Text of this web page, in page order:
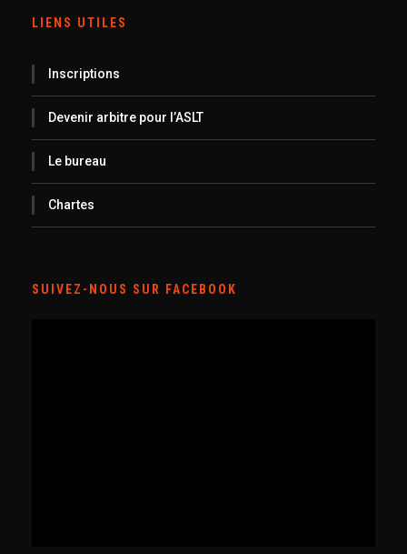
LIENS UTILES
Inscriptions
Devenir arbitre pour l’ASLT
Le bureau
Chartes
SUIVEZ-NOUS SUR FACEBOOK